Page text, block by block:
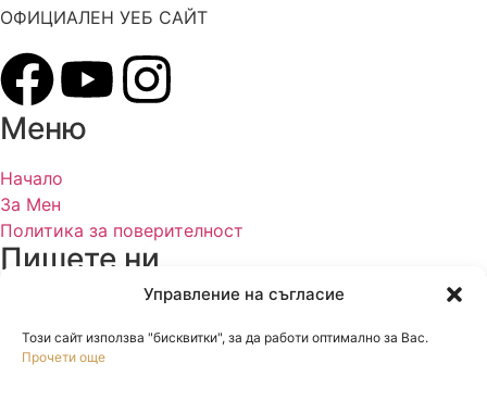
Управление на съгласие
Този сайт използва "бисквитки", за да работи оптимално за Вас.
Прочети още
ОФИЦИАЛЕН УЕБ САЙТ
Меню
Начало
За Мен
Политика за поверителност
Пишете ни
mail@veselinmarinov.com